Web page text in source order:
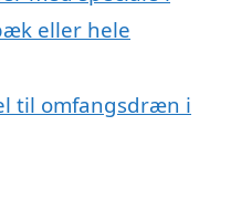
eller hele
til omfangsdræn i